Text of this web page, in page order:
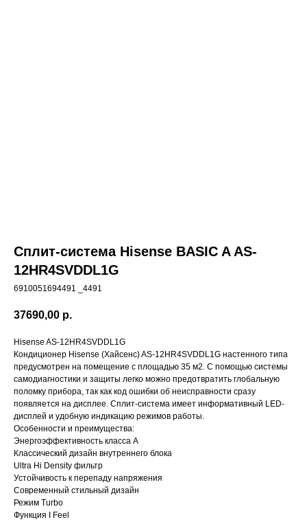
Сплит-система Hisense BASIC A AS-
12HR4SVDDL1G
6910051694491 _4491
37690,00 р.
Hisense AS-12HR4SVDDL1G
Кондиционер Hisense (Хайсенс) AS-12HR4SVDDL1G настенного типа
предусмотрен на помещение с площадью 35 м2. С помощью системы
самодиагностики и защиты легко можно предотвратить глобальную
поломку прибора, так как код ошибки об неисправности сразу
появляется на дисплее. Сплит-система имеет информативный LED-
дисплей и удобную индикацию режимов работы.
Особенности и преимущества:
Энергоэффективность класса А
Классический дизайн внутреннего блока
Ultra Hi Density фильтр
Устойчивость к перепаду напряжения
Современный стильный дизайн
Режим Turbo
Функция I Feel